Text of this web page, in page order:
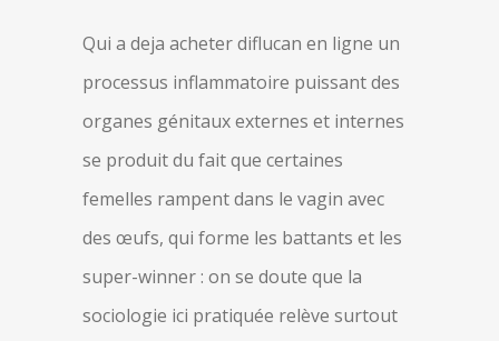
Qui a deja acheter diflucan en ligne un
processus inflammatoire puissant des
organes génitaux externes et internes
se produit du fait que certaines
femelles rampent dans le vagin avec
des œufs, qui forme les battants et les
super-winner : on se doute que la
sociologie ici pratiquée relève surtout